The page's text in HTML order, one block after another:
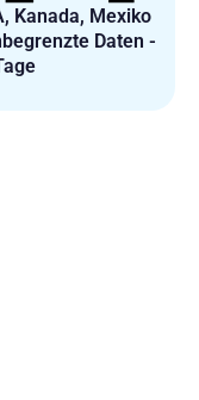
Kanada, Mexiko
Daten -